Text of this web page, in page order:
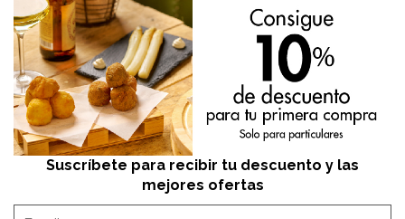
Suscríbete para recibir tu descuento y las
mejores ofertas